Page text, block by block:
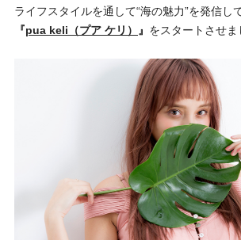
ライフスタイルを通して“海の魅力”を発信し
『pua keli（プア ケリ） 』 をスタートさせま